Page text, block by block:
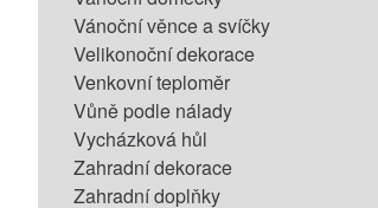
Vánoční věnce a svíčky
Velikonoční dekorace
Venkovní teploměr
Vůně podle nálady
Vycházková hůl
Zahradní dekorace
Zahradní doplňky